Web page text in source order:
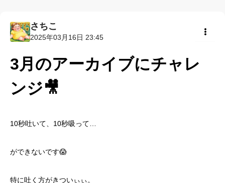
さちこ
2025年03月16日 23:45
3月のアーカイブにチャレ
ンジ🎥
10秒吐いて、10秒吸って…
ができないです😱
特に吐く方がきついぃぃ。
ライブレッスン
入会方法
トップ画面ガイド
利用規約